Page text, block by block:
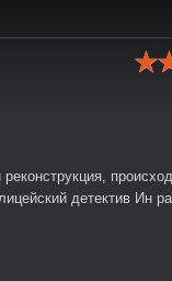
детектив Ин